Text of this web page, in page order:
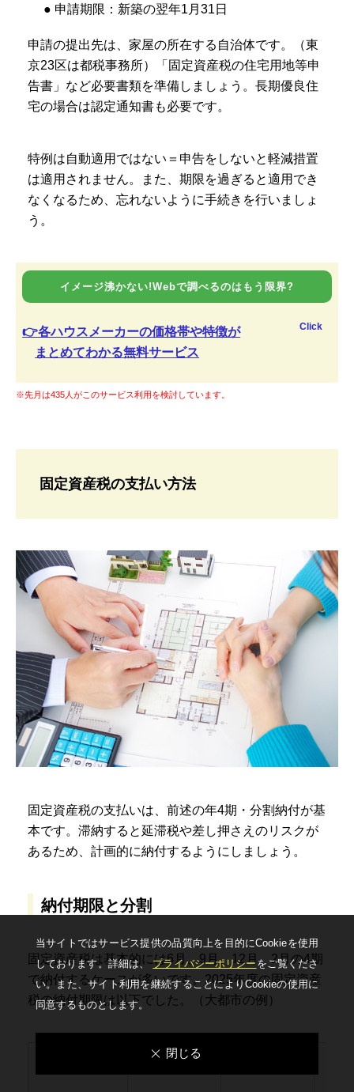
● 申請期限：新築の翌年1月31日
申請の提出先は、家屋の所在する自治体です。（東
京23区は都税事務所）「固定資産税の住宅用地等申
告書」など必要書類を準備しましょう。長期優良住
宅の場合は認定通知書も必要です。
特例は自動適用ではない＝申告をしないと軽減措置
は適用されません。また、期限を過ぎると適用でき
なくなるため、忘れないように手続きを行いましょ
う。
イメージ沸かない!Webで調べるのはもう限界?
👉各ハウスメーカーの価格帯や特徴が
まとめてわかる無料サービス
Click
※先月は435人がこのサービス利用を検討しています。
固定資産税の支払い方法
固定資産税の支払いは、前述の年4期・分割納付が基
本です。滞納すると延滞税や差し押さえのリスクが
あるため、計画的に納付するようにしましょう。
納付期限と分割
固定資産税は基本的には6月、9月、12月、2月の4期
で納付するケースが多いです。2025年度の固定資産
税の納付期限は以下でした。（大都市の例）
当サイトではサービス提供の品質向上を⽬的にCookieを使⽤
しております。詳細は、プライバシーポリシー をご覧くださ
い。 また、サイト利⽤を継続することによりCookieの使⽤に
同意するものとします。
閉じる